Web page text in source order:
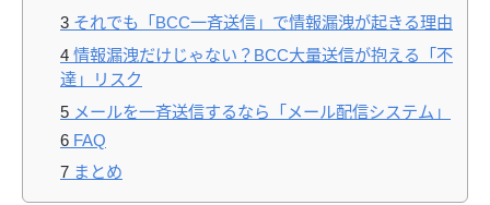
3 それでも「BCC一斉送信」で情報漏洩が起きる理由
4 情報漏洩だけじゃない？BCC大量送信が抱える「不
達」リスク
5 メールを一斉送信するなら「メール配信システム」
6 FAQ
7 まとめ